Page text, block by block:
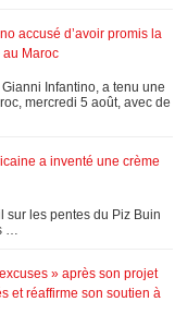
accusé d’avoir promis la
Maroc
Infantino, a tenu une
mercredi 5 août, avec de
a inventé une crème
sur les pentes du Piz Buin
…
» après son projet
et réaffirme son soutien à